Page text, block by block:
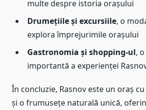
multe despre istoria orașului
Drumețiile și excursiile, o
explora împrejurimile orașului
Gastronomia și shopping-ul,
importantă a experienței
În concluzie, Rasnov este un oraș
și o frumusețe naturală unică,